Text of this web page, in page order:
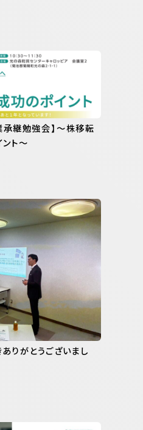
継勉強会】～株移転
ト～
りがとうございまし